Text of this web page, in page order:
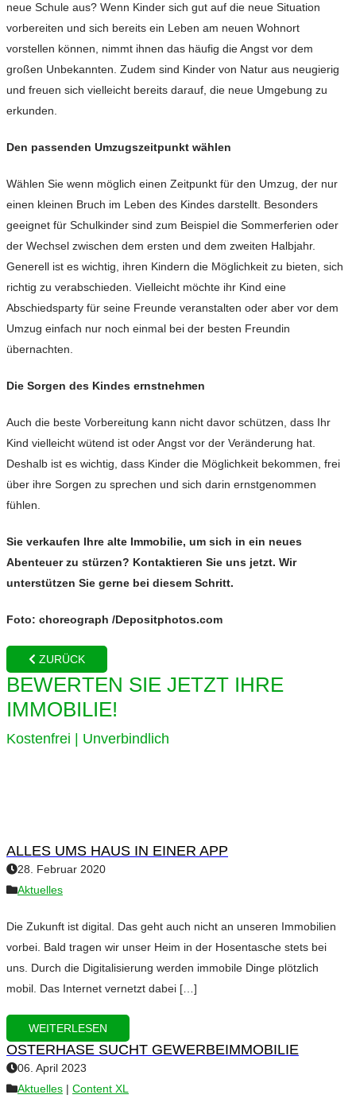
neue Schule aus? Wenn Kinder sich gut auf die neue Situation
vorbereiten und sich bereits ein Leben am neuen Wohnort
vorstellen können, nimmt ihnen das häufig die Angst vor dem
großen Unbekannten. Zudem sind Kinder von Natur aus neugierig
und freuen sich vielleicht bereits darauf, die neue Umgebung zu
erkunden.
Den passenden Umzugszeitpunkt wählen
Wählen Sie wenn möglich einen Zeitpunkt für den Umzug, der nur
einen kleinen Bruch im Leben des Kindes darstellt. Besonders
geeignet für Schulkinder sind zum Beispiel die Sommerferien oder
der Wechsel zwischen dem ersten und dem zweiten Halbjahr.
Generell ist es wichtig, ihren Kindern die Möglichkeit zu bieten, sich
richtig zu verabschieden. Vielleicht möchte ihr Kind eine
Abschiedsparty für seine Freunde veranstalten oder aber vor dem
Umzug einfach nur noch einmal bei der besten Freundin
übernachten.
Die Sorgen des Kindes ernstnehmen
Auch die beste Vorbereitung kann nicht davor schützen, dass Ihr
Kind vielleicht wütend ist oder Angst vor der Veränderung hat.
Deshalb ist es wichtig, dass Kinder die Möglichkeit bekommen, frei
über ihre Sorgen zu sprechen und sich darin ernstgenommen
fühlen.
Sie verkaufen Ihre alte Immobilie, um sich in ein neues
Abenteuer zu stürzen? Kontaktieren Sie uns jetzt. Wir
unterstützen Sie gerne bei diesem Schritt.
Foto: choreograph /Depositphotos.com
ZURÜCK
BEWERTEN SIE JETZT IHRE
IMMOBILIE!
Kostenfrei | Unverbindlich
ALLES UMS HAUS IN EINER APP
28. Februar 2020
Aktuelles
Die Zukunft ist digital. Das geht auch nicht an unseren Immobilien
vorbei. Bald tragen wir unser Heim in der Hosentasche stets bei
uns. Durch die Digitalisierung werden immobile Dinge plötzlich
mobil. Das Internet vernetzt dabei […]
WEITERLESEN
OSTERHASE SUCHT GEWERBEIMMOBILIE
06. April 2023
Aktuelles | Content XL